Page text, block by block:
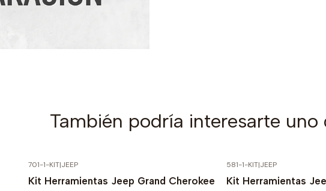
También podría interesarte uno
701-1-KIT|JEEP
Kit Herramientas Jeep Grand Cherokee
581-1-KIT|JEEP
Kit Herramientas